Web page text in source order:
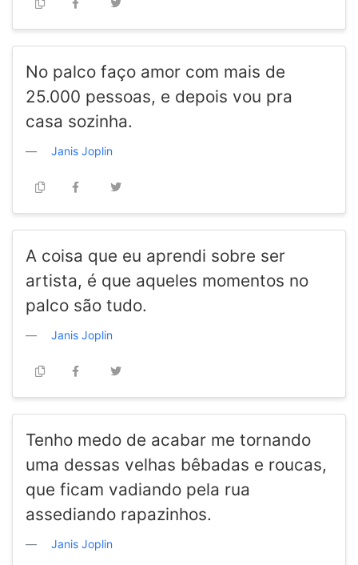
No palco faço amor com mais de
25.000 pessoas, e depois vou pra
casa sozinha.
Janis Joplin
A coisa que eu aprendi sobre ser
artista, é que aqueles momentos no
palco são tudo.
Janis Joplin
Tenho medo de acabar me tornando
uma dessas velhas bêbadas e roucas,
que ficam vadiando pela rua
assediando rapazinhos.
Janis Joplin